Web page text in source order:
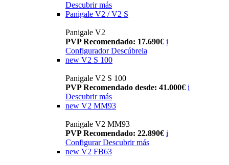
Descubrir más
Panigale V2 / V2 S
Panigale V2
PVP Recomendado: 17.690€ i
Configurador Descúbrela
new V2 S 100
Panigale V2 S 100
PVP Recomendado desde: 41.000€ i
Descubrir más
new V2 MM93
Panigale V2 MM93
PVP Recomendado: 22.890€ i
Configurar Descubrir más
new V2 FB63